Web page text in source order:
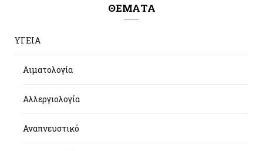
ΘΕΜΑΤΑ
ΥΓΕΙΑ
Αιματολογία
Αλλεργιολογία
Αναπνευστικό